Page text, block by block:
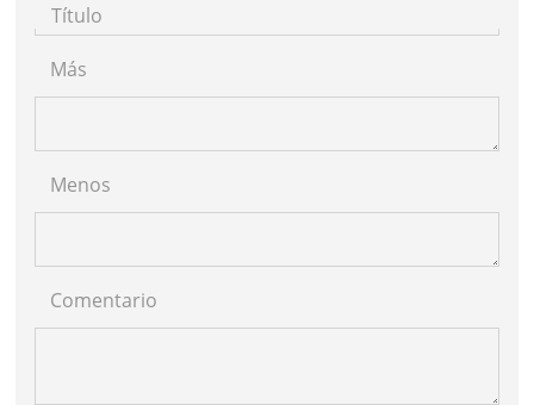
Título
Más
Menos
Comentario